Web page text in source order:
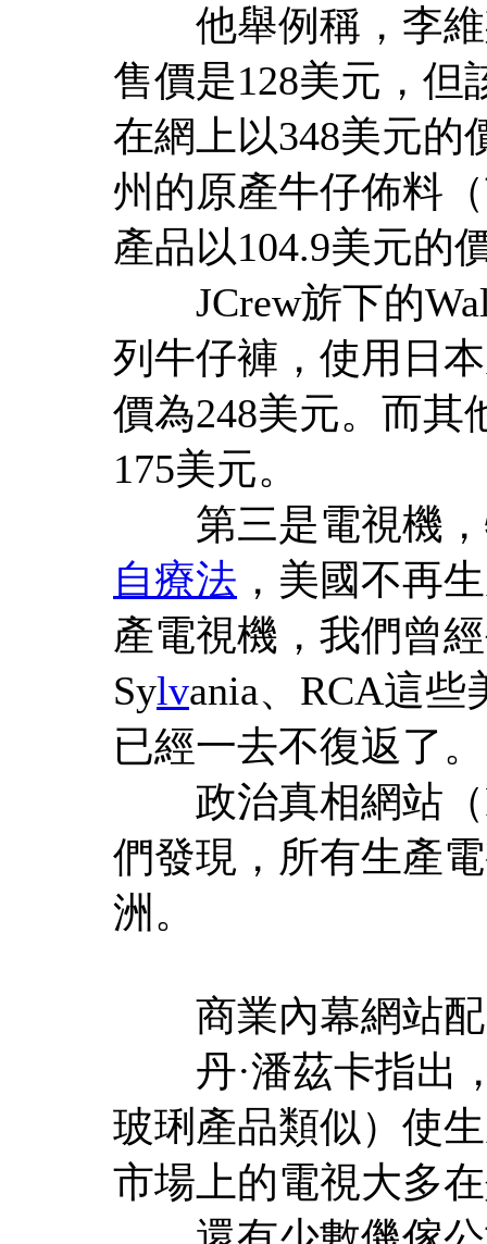
他舉例稱，李維
售價是128美元，但
在網上以348美元的
州的原產牛仔佈料
產品以104.9美元的
JCrew旂下的
列牛仔褲，使用日
價為248美元。而其
175美元。
第三是電視機，
自療法 ，美國不再
產電視機，我們曾
Sylvania、RCA這
已經一去不復返了。
政治真相網站（
們發現，所有生產
洲。
商業內幕網站配
丹·潘茲卡指出，
玻琍產品類似）使
市場上的電視大多